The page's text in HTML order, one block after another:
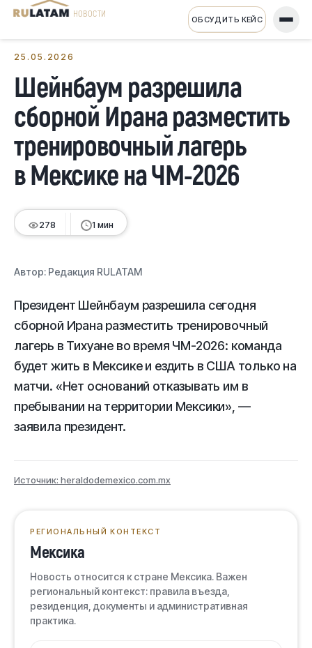
НОВОСТИ ОБСУДИТЬ КЕЙС
25.05.2026
Шейнбаум разрешила
сборной Ирана разместить
тренировочный лагерь
в Мексике на ЧМ-2026
278 1 мин
Автор: Редакция RULATAM
Президент Шейнбаум разрешила сегодня
сборной Ирана разместить тренировочный
лагерь в Тихуане во время ЧМ-2026: команда
будет жить в Мексике и ездить в США только на
матчи. «Нет оснований отказывать им в
пребывании на территории Мексики», —
заявила президент.
Источник: heraldodemexico.com.mx
РЕГИОНАЛЬНЫЙ КОНТЕКСТ
Мексика
Новость относится к стране Мексика. Важен
региональный контекст: правила въезда,
резиденция, документы и административная
практика.